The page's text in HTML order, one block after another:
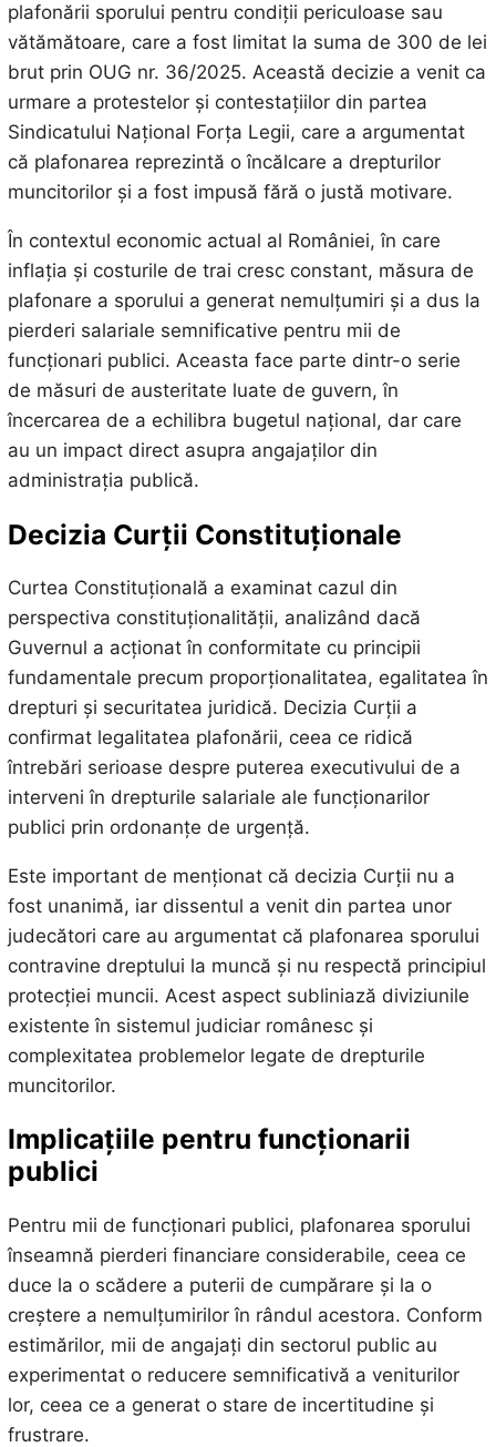
plafonării sporului pentru condiții periculoase sau
vătămătoare, care a fost limitat la suma de 300 de lei
brut prin OUG nr. 36/2025. Această decizie a venit ca
urmare a protestelor și contestațiilor din partea
Sindicatului Național Forța Legii, care a argumentat
că plafonarea reprezintă o încălcare a drepturilor
muncitorilor și a fost impusă fără o justă motivare.
În contextul economic actual al României, în care
inflația și costurile de trai cresc constant, măsura de
plafonare a sporului a generat nemulțumiri și a dus la
pierderi salariale semnificative pentru mii de
funcționari publici. Aceasta face parte dintr-o serie
de măsuri de austeritate luate de guvern, în
încercarea de a echilibra bugetul național, dar care
au un impact direct asupra angajaților din
administrația publică.
Decizia Curții Constituționale
Curtea Constituțională a examinat cazul din
perspectiva constituționalității, analizând dacă
Guvernul a acționat în conformitate cu principii
fundamentale precum proporționalitatea, egalitatea în
drepturi și securitatea juridică. Decizia Curții a
confirmat legalitatea plafonării, ceea ce ridică
întrebări serioase despre puterea executivului de a
interveni în drepturile salariale ale funcționarilor
publici prin ordonanțe de urgență.
Este important de menționat că decizia Curții nu a
fost unanimă, iar dissentul a venit din partea unor
judecători care au argumentat că plafonarea sporului
contravine dreptului la muncă și nu respectă principiul
protecției muncii. Acest aspect subliniază diviziunile
existente în sistemul judiciar românesc și
complexitatea problemelor legate de drepturile
muncitorilor.
Implicațiile pentru funcționarii
publici
Pentru mii de funcționari publici, plafonarea sporului
înseamnă pierderi financiare considerabile, ceea ce
duce la o scădere a puterii de cumpărare și la o
creștere a nemulțumirilor în rândul acestora. Conform
estimărilor, mii de angajați din sectorul public au
experimentat o reducere semnificativă a veniturilor
lor, ceea ce a generat o stare de incertitudine și
frustrare.